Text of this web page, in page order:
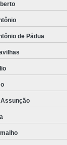
de Pádua